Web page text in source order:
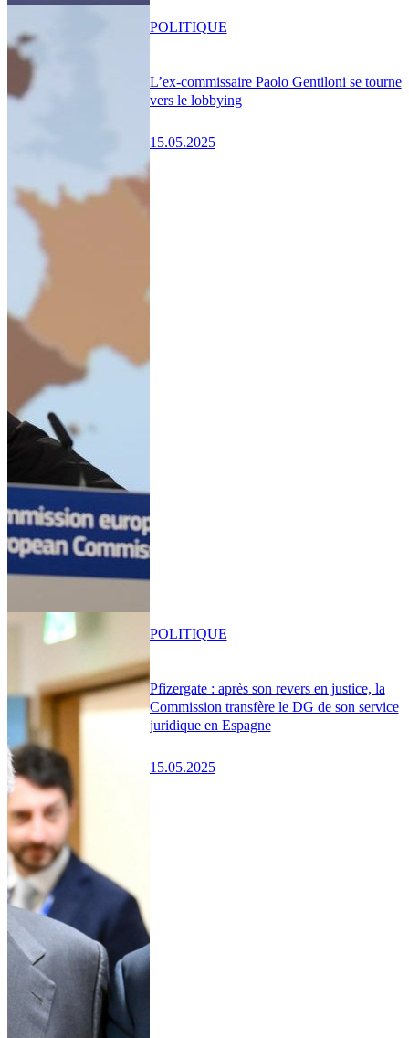
L’ex-commissaire Paolo Gentiloni se tourne
vers le lobbying
15.05.2025
POLITIQUE
Pfizergate : après son revers en justice, la
Commission transfère le DG de son service
juridique en Espagne
15.05.2025
POLITIQUE